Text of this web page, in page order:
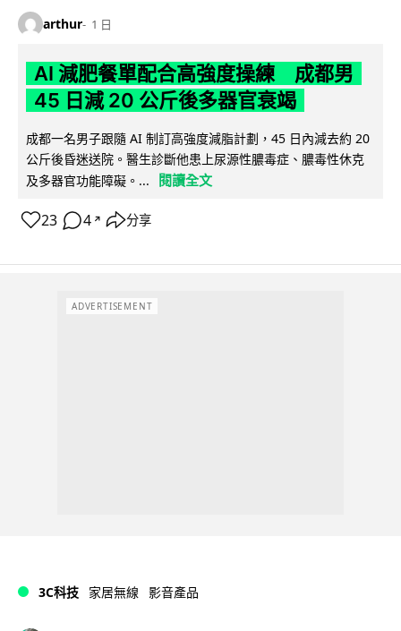
arthur 1 日
AI 減肥餐單配合高強度操練 成都男
45 日減 20 公斤後多器官衰竭
成都一名男子跟隨 AI 制訂高強度減脂計劃，45 日內減去約 20
公斤後昏迷送院。醫生診斷他患上尿源性膿毒症、膿毒性休克
及多器官功能障礙。...
閱讀全文
23 4 ↗ 分享
ADVERTISEMENT
3C科技 家居無線 影音產品